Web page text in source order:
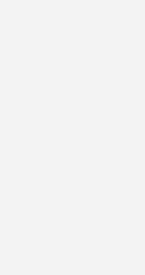
komfortablen Funksteuerung. Das
mit dem Label „Smart Home Ready by
bei der Wahl der Haustechnik im
ab. Mit der modernen Technik denken
neuen Guardian UltraClear LamiGlass Neutral